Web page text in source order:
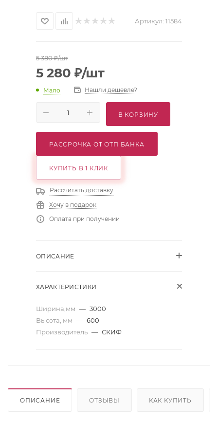
Артикул: 11584
5 380₽/шт
5 280 ₽/шт
Мало Нашли дешевле?
В КОРЗИНУ
РАССРОЧКА ОТ ОТП БАНКА
КУПИТЬ В 1 КЛИК
Рассчитать доставку
Хочу в подарок
Оплата при получении
ОПИСАНИЕ
ХАРАКТЕРИСТИКИ
Ширина,мм — 3000
Высота, мм — 600
Производитель — СКИФ
ОПИСАНИЕ ОТЗЫВЫ КАК КУПИТЬ